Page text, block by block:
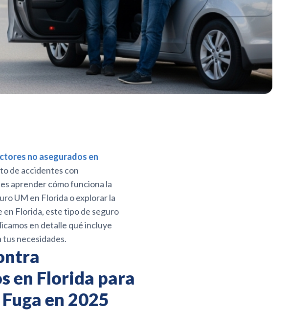
no asegurados en
de accidentes con
aprender cómo funciona la
UM en Florida o explorar la
Florida, este tipo de seguro
en detalle qué incluye
tus necesidades.
en Florida para
en 2025